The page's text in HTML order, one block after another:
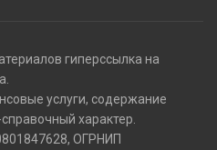
гиперссылка на
услуги, содержание
характер.
ОГРНИП